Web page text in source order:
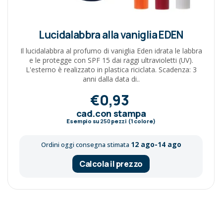
Lucidalabbra alla vaniglia EDEN
Il lucidalabbra al profumo di vaniglia Eden idrata le labbra
e le protegge con SPF 15 dai raggi ultravioletti (UV).
L'esterno è realizzato in plastica riciclata. Scadenza: 3
anni dalla data di..
€0,93
cad.con stampa
Esempio su 250pezzi (1 colore)
Ordini oggi consegna stimata 12 ago-14 ago
Calcola il prezzo